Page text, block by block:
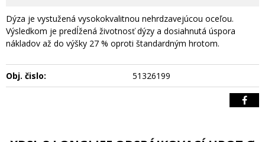
Dýza je vystužená vysokokvalitnou nehrdzavejúcou oceľou.
Výsledkom je predĺžená životnosť dýzy a dosiahnutá úspora
nákladov až do výšky 27 % oproti štandardným hrotom.
Obj. čislo: 51326199